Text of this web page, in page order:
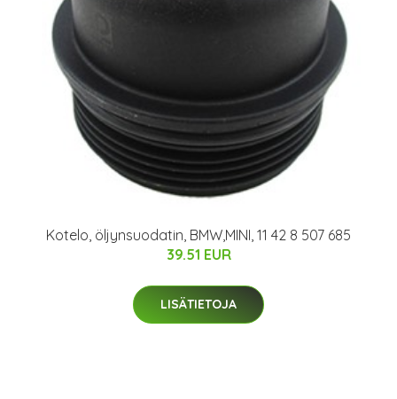
Kotelo, öljynsuodatin, BMW,MINI, 11 42 8 507 685
39.51 EUR
LISÄTIETOJA